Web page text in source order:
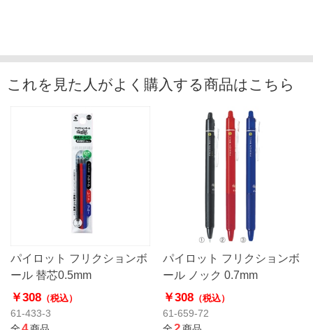
これを見た人がよく購入する商品はこちら
パイロット フリクションボ
ール 替芯0.5mm
￥308 （税込）
61-433-3
パイロット フリクションボ
ール ノック 0.7mm
￥308（税込）
61-659-72